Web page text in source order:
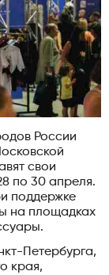
России
свои
по 30 апреля.
поддержке
на площадках
Петербурга,
края,